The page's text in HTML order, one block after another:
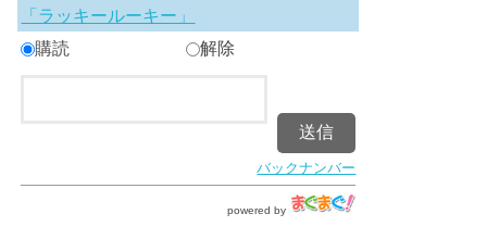
「ラッキールーキー」
購読
解除
バックナンバー
powered by